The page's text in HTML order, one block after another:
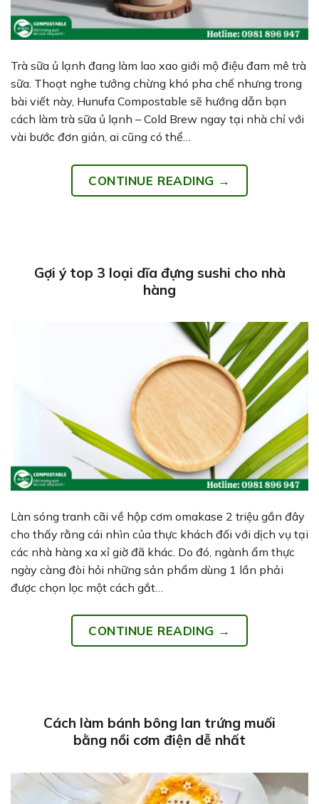
Trà sữa ủ lạnh đang làm lao xao giới mộ điệu đam mê trà
sữa. Thoạt nghe tưởng chừng khó pha chế nhưng trong
bài viết này, Hunufa Compostable sẽ hướng dẫn bạn
cách làm trà sữa ủ lạnh – Cold Brew ngay tại nhà chỉ với
vài bước đơn giản, ai cũng có thể…
CONTINUE READING →
Gợi ý top 3 loại dĩa đựng sushi cho nhà
hàng
Làn sóng tranh cãi về hộp cơm omakase 2 triệu gần đây
cho thấy rằng cái nhìn của thực khách đối với dịch vụ tại
các nhà hàng xa xỉ giờ đã khác. Do đó, ngành ẩm thực
ngày càng đòi hỏi những sản phẩm dùng 1 lần phải
được chọn lọc một cách gắt…
CONTINUE READING →
Cách làm bánh bông lan trứng muối
bằng nồi cơm điện dễ nhất